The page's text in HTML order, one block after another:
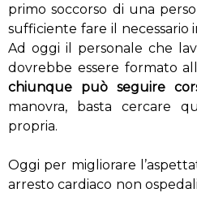
primo soccorso di una
sufficiente fare il necessario
Ad oggi il personale che
dovrebbe essere formato
chiunque
può seguire
manovra, basta cercare
propria.
Oggi per migliorare
arresto cardiaco non